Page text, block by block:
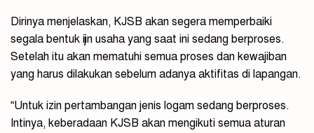
Dirinya menjelaskan, KJSB akan segera memperbaiki
segala bentuk ijin usaha yang saat ini sedang berproses.
Setelah itu akan mematuhi semua proses dan kewajiban
yang harus dilakukan sebelum adanya aktifitas di lapangan.
“Untuk izin pertambangan jenis logam sedang berproses.
Intinya, keberadaan KJSB akan mengikuti semua aturan